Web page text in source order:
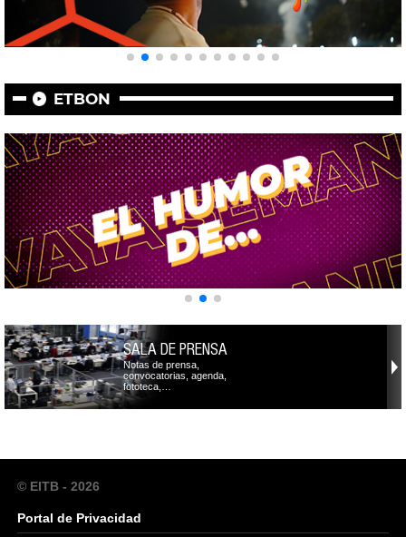
ETBON
SALA DE PRENSA
Notas de prensa,
convocatorias, agenda,
fototeca,…
© EITB - 2026
Portal de Privacidad